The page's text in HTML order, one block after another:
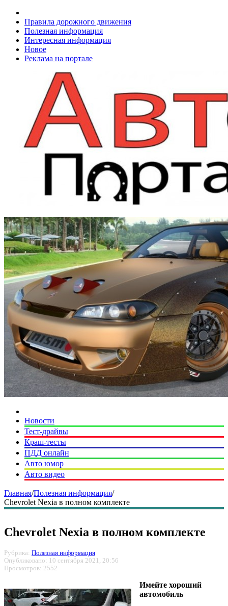
Правила дорожного движения
Полезная информация
Интересная информация
Новое
Реклама на портале
Новости
Тест-драйвы
Краш-тесты
ПДД онлайн
Авто юмор
Авто видео
Главная/Полезная информация/
Chevrolet Nexia в полном комплекте
Chevrolet Nexia в полном комплекте
Рубрика: Полезная информация
Опубликовано: 10 сентября 2021, 20:56
Просмотров: 2552
Имейте хороший
автомобиль